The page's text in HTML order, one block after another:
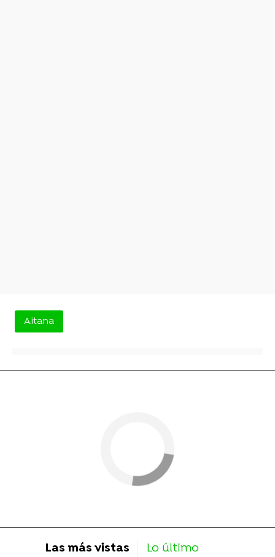
Aitana
Las más vistas Lo último